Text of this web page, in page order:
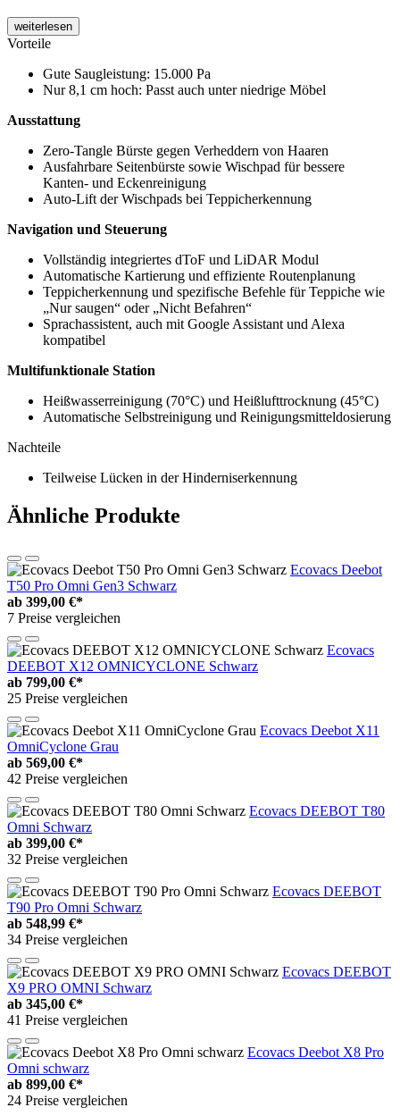
weiterlesen
Vorteile
Gute Saugleistung: 15.000 Pa
Nur 8,1 cm hoch: Passt auch unter niedrige Möbel
Ausstattung
Zero-Tangle Bürste gegen Verheddern von Haaren
Ausfahrbare Seitenbürste sowie Wischpad für bessere
Kanten- und Eckenreinigung
Auto-Lift der Wischpads bei Teppicherkennung
Navigation und Steuerung
Vollständig integriertes dToF und LiDAR Modul
Automatische Kartierung und effiziente Routenplanung
Teppicherkennung und spezifische Befehle für Teppiche wie
„Nur saugen“ oder „Nicht Befahren“
Sprachassistent, auch mit Google Assistant und Alexa
kompatibel
Multifunktionale Station
Heißwasserreinigung (70°C) und Heißlufttrocknung (45°C)
Automatische Selbstreinigung und Reinigungsmitteldosierung
Nachteile
Teilweise Lücken in der Hinderniserkennung
Ähnliche Produkte
Ecovacs Deebot
T50 Pro Omni Gen3 Schwarz
ab 399,00 €*
7 Preise vergleichen
Ecovacs
DEEBOT X12 OMNICYCLONE Schwarz
ab 799,00 €*
25 Preise vergleichen
Ecovacs Deebot X11
OmniCyclone Grau
ab 569,00 €*
42 Preise vergleichen
Ecovacs DEEBOT T80
Omni Schwarz
ab 399,00 €*
32 Preise vergleichen
Ecovacs DEEBOT
T90 Pro Omni Schwarz
ab 548,99 €*
34 Preise vergleichen
Ecovacs DEEBOT
X9 PRO OMNI Schwarz
ab 345,00 €*
41 Preise vergleichen
Ecovacs Deebot X8 Pro
Omni schwarz
ab 899,00 €*
24 Preise vergleichen